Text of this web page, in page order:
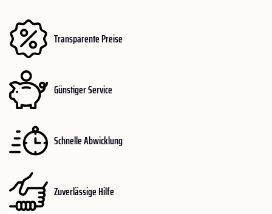
Transparente Preise
Günstiger Service
Schnelle Abwicklung
Zuverlässige Hilfe